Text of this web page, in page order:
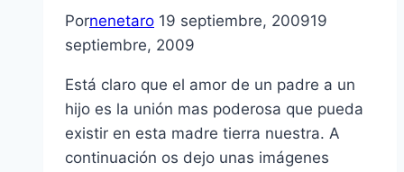
Pornenetaro 19 septiembre, 200919
septiembre, 2009
Está claro que el amor de un padre a un
hijo es la unión mas poderosa que pueda
existir en esta madre tierra nuestra. A
continuación os dejo unas imágenes